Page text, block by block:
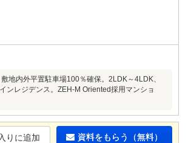
地内外平置駐車場100％確保。2LDK～4LDK、
ンレジデンス。ZEH-M Oriented採用マンショ
りに追加 資料をもらう（無料）